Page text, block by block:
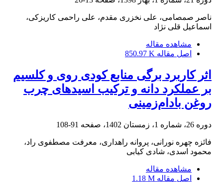
ناصر صمصامی، علی نخزری مقدم، علی راحمی کاریزکی،
اسماعیل قلی نژاد
مشاهده مقاله
اصل مقاله 850.97 K
اثر کاربرد برگی منابع کودی روی و کلسیم
بر عملکرد دانه و ترکیب اسیدهای چرب
روغن بادام‌زمینی
دوره 26، شماره 1، زمستان 1402، صفحه 91-108
فائزه چهره نورانی، پروانه راهداری، معرفت مصطفوی راد،
محمود اسدی، شادی کیابی
مشاهده مقاله
اصل مقاله 1.18 M